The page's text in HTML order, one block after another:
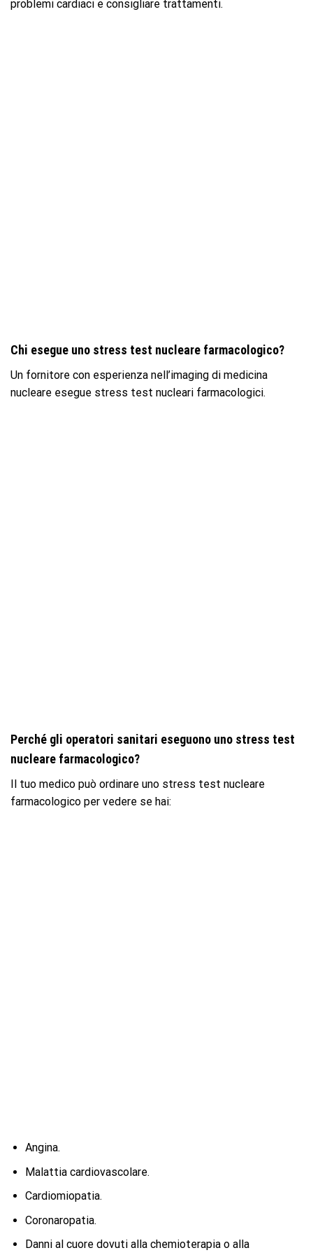
problemi cardiaci e consigliare trattamenti.
Chi esegue uno stress test nucleare farmacologico?
Un fornitore con esperienza nell’imaging di medicina
nucleare esegue stress test nucleari farmacologici.
Perché gli operatori sanitari eseguono uno stress test
nucleare farmacologico?
Il tuo medico può ordinare uno stress test nucleare
farmacologico per vedere se hai:
Angina.
Malattia cardiovascolare.
Cardiomiopatia.
Coronaropatia.
Danni al cuore dovuti alla chemioterapia o alla